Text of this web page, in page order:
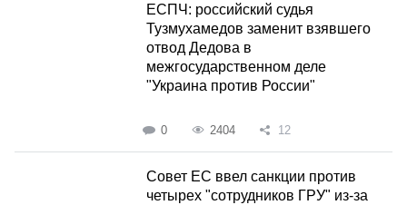
ЕСПЧ: российский судья
Тузмухамедов заменит взявшего
отвод Дедова в
межгосударственном деле
"Украина против России"
0 2404 12
Совет ЕС ввел санкции против
четырех "сотрудников ГРУ" из-за